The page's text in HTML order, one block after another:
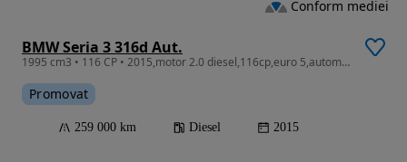
BMW Seria 3 316d Aut.
1995 cm3 • 116 CP • 2015,motor 2.0 diesel,116cp,euro 5,automata,inmatriculata,livrare,
Promovat
259 000 km Diesel 2015
Conform mediei